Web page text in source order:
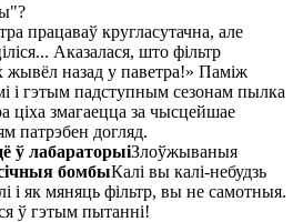
працаваў кругласутачна, але
Аказалася, што фільтр
жывёл назад у паветра!» Паміж
і гэтым падступным сезонам пылка
ціха змагаецца за чысцейшае
патрэбен догляд.
ў лабараторыіЗлоўжываныя
бомбыКалі вы калі-небудзь
і як мяняць фільтр, вы не самотныя.
ў гэтым пытанні!